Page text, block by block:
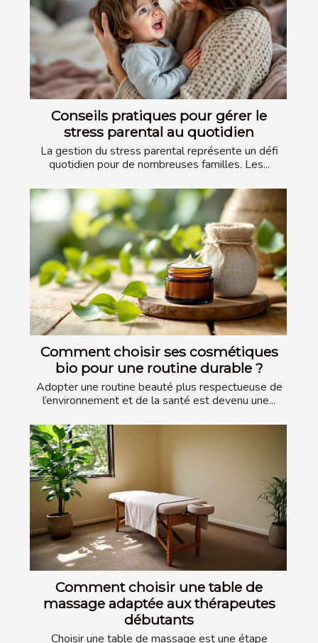
Conseils pratiques pour gérer le
stress parental au quotidien
La gestion du stress parental représente un défi
quotidien pour de nombreuses familles. Les...
Comment choisir ses cosmétiques
bio pour une routine durable ?
Adopter une routine beauté plus respectueuse de
l’environnement et de la santé est devenu une...
Comment choisir une table de
massage adaptée aux thérapeutes
débutants
Choisir une table de massage est une étape